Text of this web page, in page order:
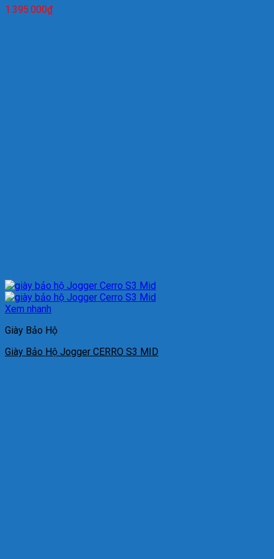
1.395.000₫
Xem nhanh
Giày Bảo Hộ
Giày Bảo Hộ Jogger CERRO S3 MID